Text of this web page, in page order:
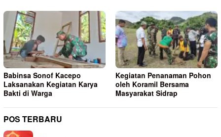
Babinsa Sonof Kacepo
Laksanakan Kegiatan Karya
Bakti di Warga
Kegiatan Penanaman Pohon
oleh Koramil Bersama
Masyarakat Sidrap
POS TERBARU